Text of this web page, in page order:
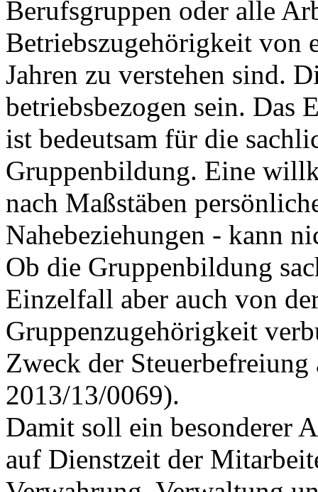
Berufsgruppen oder alle
Betriebszugehörigkeit von
Jahren zu verstehen sind.
betriebsbezogen sein. Das
ist bedeutsam für die
Gruppenbildung. Eine
nach Maßstäben
Nahebeziehungen - kann
Ob die Gruppenbildung
Einzelfall aber auch von
Gruppenzugehörigkeit
Zweck der
2013/13/0069).
Damit soll ein besonderer
auf Dienstzeit der